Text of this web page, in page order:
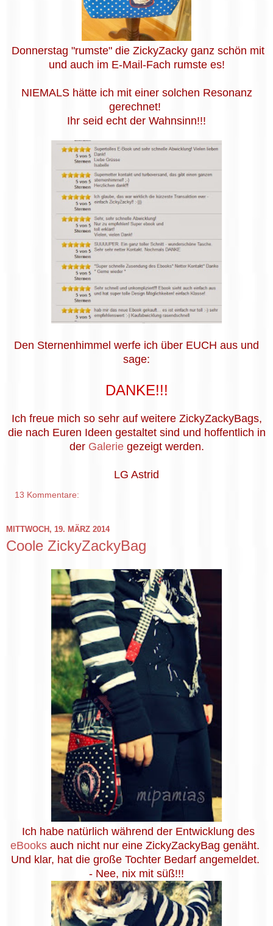
Donnerstag "rumste" die ZickyZacky ganz schön mit
und auch im E-Mail-Fach rumste es!
NIEMALS hätte ich mit einer solchen Resonanz
gerechnet!
Ihr seid echt der Wahnsinn!!!
Den Sternenhimmel werfe ich über EUCH aus und
sage:
DANKE!!!
Ich freue mich so sehr auf weitere ZickyZackyBags,
die nach Euren Ideen gestaltet sind und hoffentlich in
der Galeriegezeigt werden.
LG Astrid
13 Kommentare:
MITTWOCH, 19. MÄRZ 2014
Coole ZickyZackyBag
Ich habe natürlich während der Entwicklung des
eBooks auch nicht nur eine ZickyZackyBag genäht.
Und klar, hat die große Tochter Bedarf angemeldet.
- Nee, nix mit süß!!!